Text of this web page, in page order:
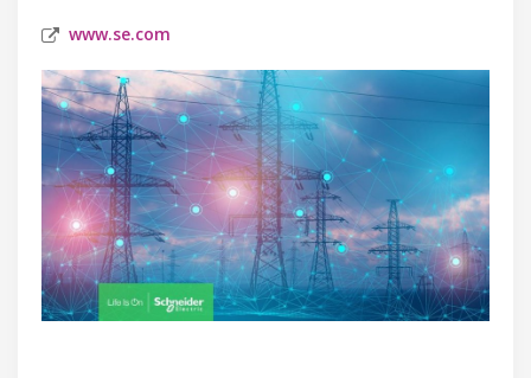
www.se.com